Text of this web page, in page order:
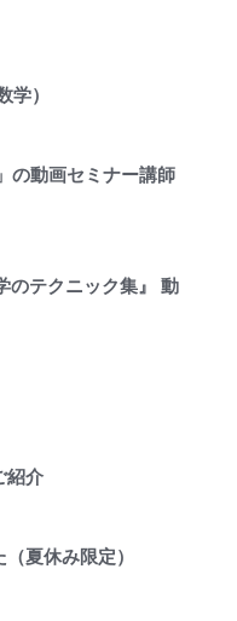
）
の動画セミナー講師
のテクニック集』 動
紹介
夏休み限定）